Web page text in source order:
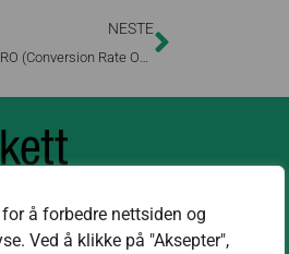
å forbedre nettsiden og
Ved å klikke på "Aksepter",
NESTE